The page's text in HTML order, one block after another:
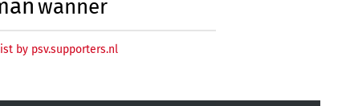
wanner
by psv.supporters.nl